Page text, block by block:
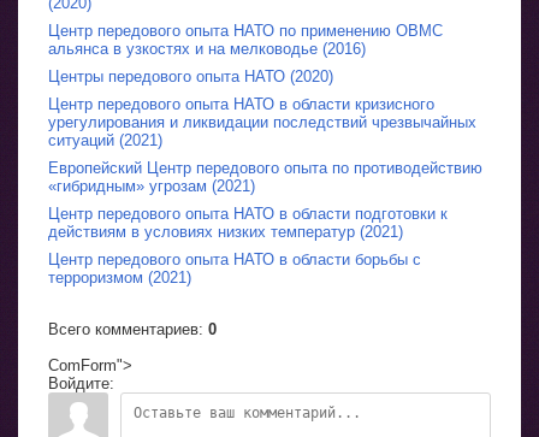
Центр передового опыта НАТО по применению ОВМС
альянса в узкостях и на мелководье (2016)
Центры передового опыта НАТО (2020)
Центр передового опыта НАТО в области кризисного
урегулирования и ликвидации последствий чрезвычайных
ситуаций (2021)
Европейский Центр передового опыта по противодействию
«гибридным» угрозам (2021)
Центр передового опыта НАТО в области подготовки к
действиям в условиях низких температур (2021)
Центр передового опыта НАТО в области борьбы с
терроризмом (2021)
Всего комментариев: 0
ComForm">
Войдите: